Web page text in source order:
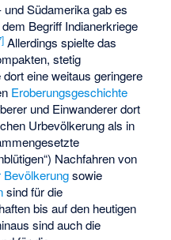
Südamerika gab es
Begriff Indianerkriege
] Allerdings spielte das
stetig
eine weitaus geringere
Eroberungsgeschichte
und Einwanderer dort
Urbevölkerung als in
Nachfahren von
Bevölkerungsowie
sind für die
bis auf den heutigen
sind auch die